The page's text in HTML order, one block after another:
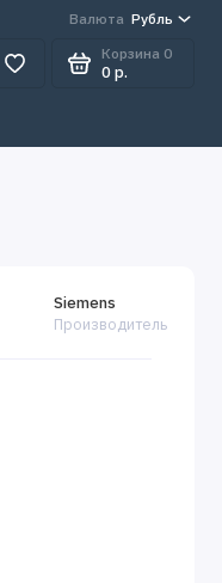
Валюта Рубль
Корзина 0
0 р.
Siemens
Производитель